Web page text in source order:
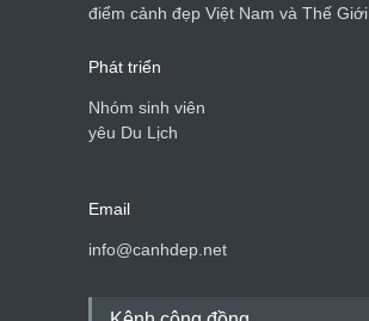
điểm cảnh đẹp Việt Nam và Thế Giới
Phát triển
Nhóm sinh viên
yêu Du Lịch
Email
info@canhdep.net